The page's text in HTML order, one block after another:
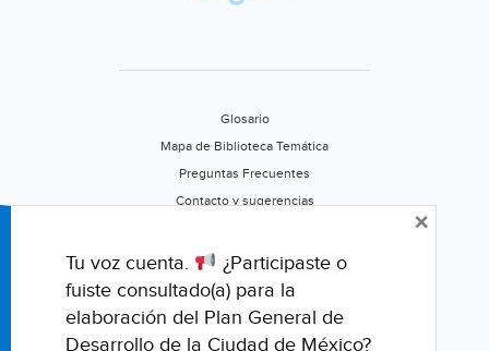
Glosario
Mapa de Biblioteca Temática
Preguntas Frecuentes
Contacto y sugerencias
Califica este portal
Tu voz cuenta.
¿Participaste o
fuiste consultado(a) para la
elaboración del Plan General de
Desarrollo de la Ciudad de México?
×